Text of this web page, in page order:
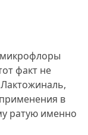
факт не
применения в
ратую именно